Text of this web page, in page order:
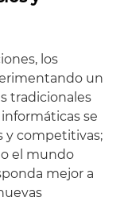
los
un
tradicionales
se
y competitivas;
el mundo
mejor a